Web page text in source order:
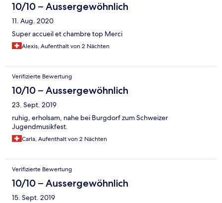
10/10 – Aussergewöhnlich
11. Aug. 2020
Super accueil et chambre top Merci
Alexis, Aufenthalt von 2 Nächten
Verifizierte Bewertung
10/10 – Aussergewöhnlich
23. Sept. 2019
ruhig, erholsam, nahe bei Burgdorf zum Schweizer
Jugendmusikfest.
Carla, Aufenthalt von 2 Nächten
Verifizierte Bewertung
10/10 – Aussergewöhnlich
15. Sept. 2019